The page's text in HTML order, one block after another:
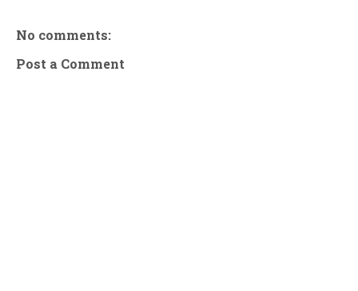
No comments:
Post a Comment